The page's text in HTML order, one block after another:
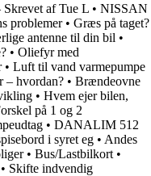
Skrevet af Tue L • NISSAN
problemer• Græs på taget?
antenne til din bil •
• Oliefyr med
• Luft til vand varmepumpe
– hvordan? • Brændeovne
• Hvem ejer bilen,
på 1 og 2
• DANALIM 512
i syret eg • Andes
• Bus/Lastbilkort •
• Skifte indvendig